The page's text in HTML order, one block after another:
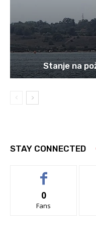
Stanje na
STAY CONNECTED
0
Fans